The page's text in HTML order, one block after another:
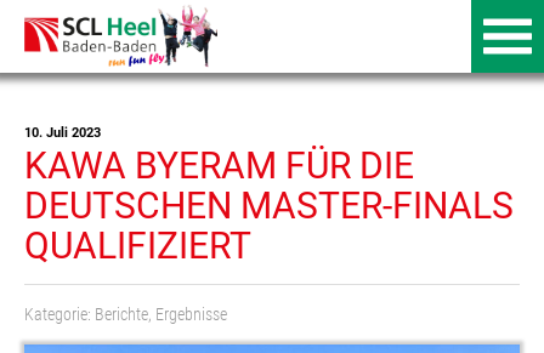
10. Juli 2023
KAWA BYERAM FÜR DIE
DEUTSCHEN MASTER-FINALS
QUALIFIZIERT
Kategorie: Berichte, Ergebnisse